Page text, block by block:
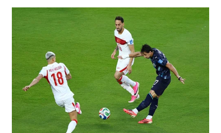
MASYARAKAT
KELISTRIKAN
WALINKI
ID
MAWAKA